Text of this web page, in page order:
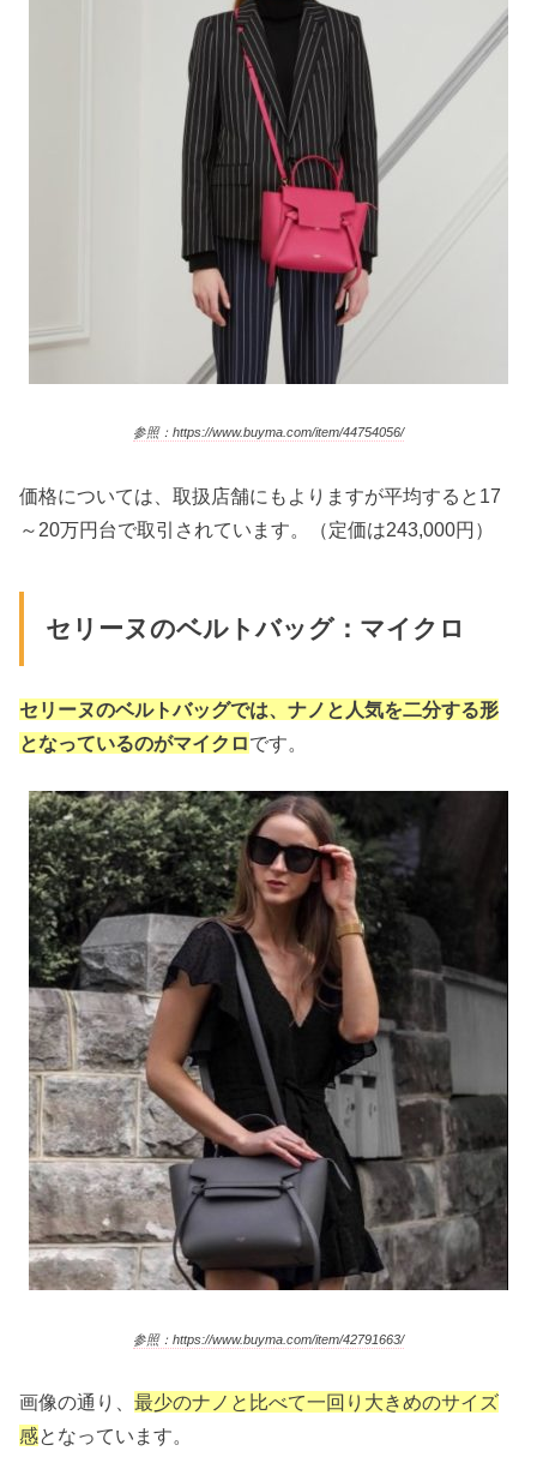
参照：https://www.buyma.com/item/44754056/
価格については、取扱店舗にもよりますが平均すると17
～20万円台で取引されています。（定価は243,000円）
セリーヌのベルトバッグ：マイクロ
セリーヌのベルトバッグでは、ナノと人気を二分する形
となっているのがマイクロです。
参照：https://www.buyma.com/item/42791663/
画像の通り、最少のナノと比べて一回り大きめのサイズ
感となっています。